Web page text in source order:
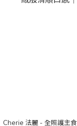
Cherie 法麗 - 全照護主